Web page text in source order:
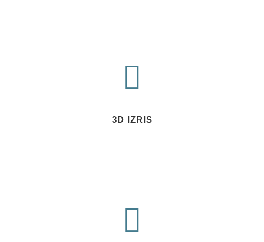
3D IZRIS